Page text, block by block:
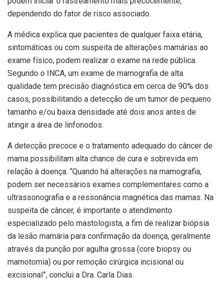
dependendo do fator de risco associado.
A médica explica que pacientes de qualquer faixa etária,
sintomáticas ou com suspeita de alterações mamárias ao
exame físico, podem realizar o exame na rede pública.
Segundo o INCA, um exame de mamografia de alta
qualidade tem precisão diagnóstica em cerca de 90% dos
casos, possibilitando a detecção de um tumor de pequeno
tamanho e/ou baixa densidade até dois anos antes de
atingir a área de linfonodos.
A detecção precoce e o tratamento adequado do câncer de
mama possibilitam alta chance de cura e sobrevida em
relação à doença. “Quando há alterações na mamografia,
podem ser necessários exames complementares como a
ultrassonografia e a ressonância magnética das mamas. Na
suspeita de câncer, é importante o atendimento
especializado pelo mastologista, a fim de realizar biópsia
da lesão mamária para confirmação da doença, geralmente
através da punção por agulha grossa (core biopsy ou
mamotomia) ou por remoção cirúrgica incisional ou
excisional”, conclui a Dra. Carla Dias.